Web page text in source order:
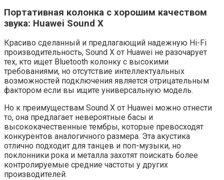
Портативная колонка с хорошим качеством
звука: Huawei Sound X
Красиво сделанный и предлагающий надежную Hi-Fi
производительность, Sound X от Huawei не разочарует
тех, кто ищет Bluetooth колонку с высокими
требованиями, но отсутствие интеллектуальных
возможностей подключения является отрицательным
фактором если вы ищите универсальную модель.
Но к преимуществам Sound X от Huawei можно отнести
то, она предлагает невероятные басы и
высококачественные тембры, которые превосходят
конкурентов аналогичного размера. Эта акустика
отлично подходит для танцев и поп-музыки, но
поклонники рока и металла захотят поискать более
контролируемые средние частоты у других
производителей.